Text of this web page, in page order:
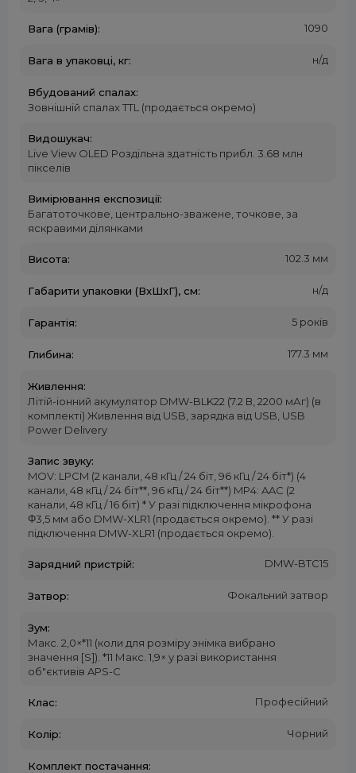
Вага (грамів): 1090
Вага в упаковці, кг: н/д
Вбудований спалах:
Зовнішній спалах TTL (продається окремо)
Видошукач:
Live View OLED Роздільна здатність прибл. 3.68 млн
пікселів
Вимірювання експозиції:
Багатоточкове, центрально-зважене, точкове, за
яскравими ділянками
Висота: 102.3 мм
Габарити упаковки (ВxШхГ), см: н/д
Гарантія: 5 років
Глибина: 177.3 мм
Живлення:
Літій-іонний акумулятор DMW-BLK22 (7.2 В, 2200 мАг) (в
комплекті) Живлення від USB, зарядка від USB, USB
Power Delivery
Запис звуку:
MOV: LPCM (2 канали, 48 кГц / 24 біт, 96 кГц / 24 біт*) (4
канали, 48 кГц / 24 біт**, 96 кГц / 24 біт**) MP4: AAC (2
канали, 48 кГц / 16 біт) * У разі підключення мікрофона
Φ3,5 мм або DMW-XLR1 (продається окремо). ** У разі
підключення DMW-XLR1 (продається окремо).
Зарядний пристрій: DMW-BTC15
Затвор: Фокальний затвор
Зум:
Макс. 2,0×*11 (коли для розміру знімка вибрано
значення [S]). *11 Макс. 1,9× у разі використання
об"єктивів APS-C
Клас: Професійний
Колір: Чорний
Комплект постачання: